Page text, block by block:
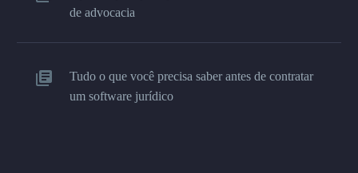
de advocacia
Tudo o que você precisa saber antes de contratar
um software jurídico